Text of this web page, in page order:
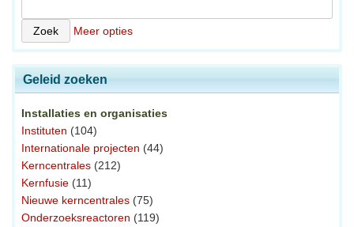
Meer opties
Geleid zoeken
Installaties en organisaties
Instituten (104)
Internationale projecten (44)
Kerncentrales (212)
Kernfusie (11)
Nieuwe kerncentrales (75)
Onderzoeksreactoren (119)